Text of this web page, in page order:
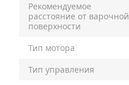
Рекомендуемое
расстояние от варочной
поверхности
Тип мотора
Тип управления